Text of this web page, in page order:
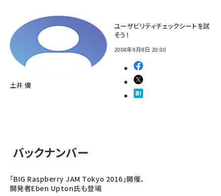
土井 優
ユーザビリティチェックシートを試
そう！
2008年9月8日 20:00
バックナンバー
「BIG Raspberry JAM Tokyo 2016」開催、
開発者Eben Upton氏も登場